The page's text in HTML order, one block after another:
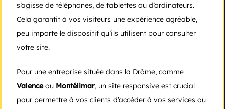
s’agisse de téléphones, de tablettes ou d’ordinateurs.
Cela garantit à vos visiteurs une expérience agréable,
peu importe le dispositif qu’ils utilisent pour consulter
votre site.
Pour une entreprise située dans la Drôme, comme
Valenceou Montélimar, un site responsive est crucial
pour permettre à vos clients d’accéder à vos services ou